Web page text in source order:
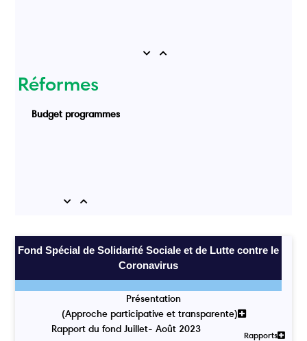
Previous
Réformes
Budget programmes
Previous
Fond Spécial de Solidarité Sociale et de Lutte contre le
Coronavirus
Présentation
(Approche participative et transparente)
Rapports
Rapport du fond Juillet- Août 2023